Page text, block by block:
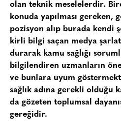
olan teknik meselelerdir.
konuda yapılması gereken,
pozisyon alıp burada kendi
kirli bilgi saçan medya
durarak kamu sağlığı
bilgilendiren uzmanların
ve bunlara uyum
sağlık adına gerekli olduğu
da gözeten toplumsal
gereğidir.